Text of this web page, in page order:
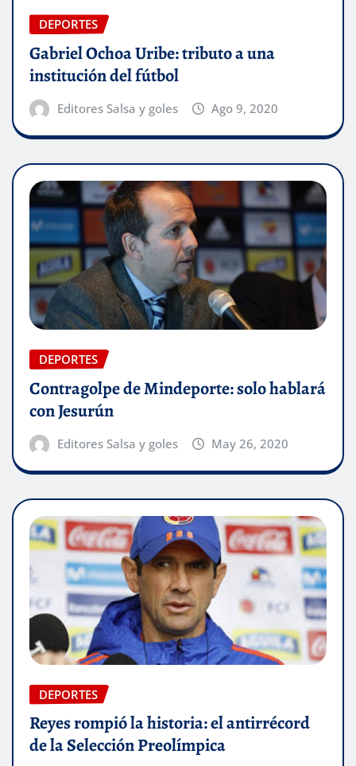
DEPORTES
Gabriel Ochoa Uribe: tributo a una
institución del fútbol
Editores Salsa y goles Ago 9, 2020
DEPORTES
Contragolpe de Mindeporte: solo hablará
con Jesurún
Editores Salsa y goles May 26, 2020
DEPORTES
Reyes rompió la historia: el antirrécord
de la Selección Preolímpica